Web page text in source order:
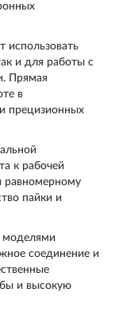
использовать
и для работы с
Прямая
в
прецизионных
к рабочей
равномерному
пайки и
моделями
соединение и
и высокую